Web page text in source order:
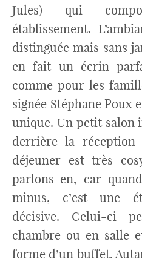
Jules) qui
établissement.
distinguée mais sans
en fait un écrin
comme pour les
signée Stéphane Poux
unique. Un petit salon
derrière la
déjeuner est très
parlons-en, car
minus, c’est une
décisive. Celui-ci
chambre ou en salle
forme d’un buffet.